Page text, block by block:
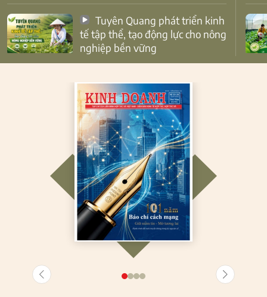
tế tập thể, tạo động lực cho nông
nghiệp bền vững